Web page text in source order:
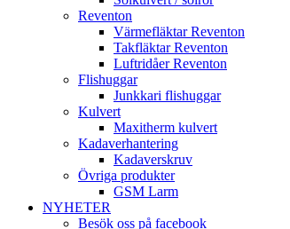
Reventon
Värmefläktar Reventon
Takfläktar Reventon
Luftridåer Reventon
Flishuggar
Junkkari flishuggar
Kulvert
Maxitherm kulvert
Kadaverhantering
Kadaverskruv
Övriga produkter
GSM Larm
NYHETER
Besök oss på facebook